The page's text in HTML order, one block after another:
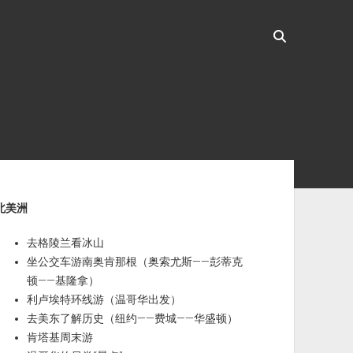
美洲
去格陵兰看冰山
坐公交车游南奥肯那根（奥索尤斯——彭蒂克
顿——基隆拿）
利卢埃特环线游（温哥华出发）
去美东了解历史（纽约——费城——华盛顿）
肯塔基周末游